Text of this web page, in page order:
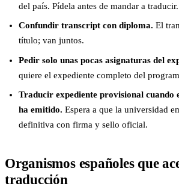
del país. Pídela antes de mandar a traducir.
Confundir transcript con diploma. El
título; van juntos.
Pedir solo unas pocas asignaturas del
quiere el expediente completo del
Traducir expediente provisional cuando
ha emitido. Espera a que la universidad
definitiva con firma y sello oficial.
Organismos españoles que
traducción